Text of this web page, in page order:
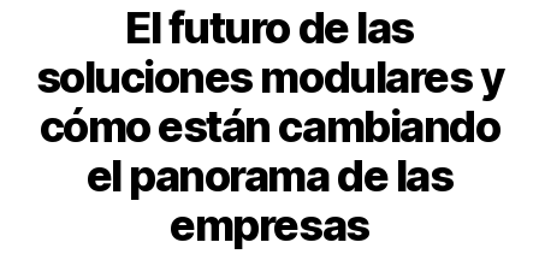
El futuro de las
soluciones modulares y
cómo están cambiando
el panorama de las
empresas